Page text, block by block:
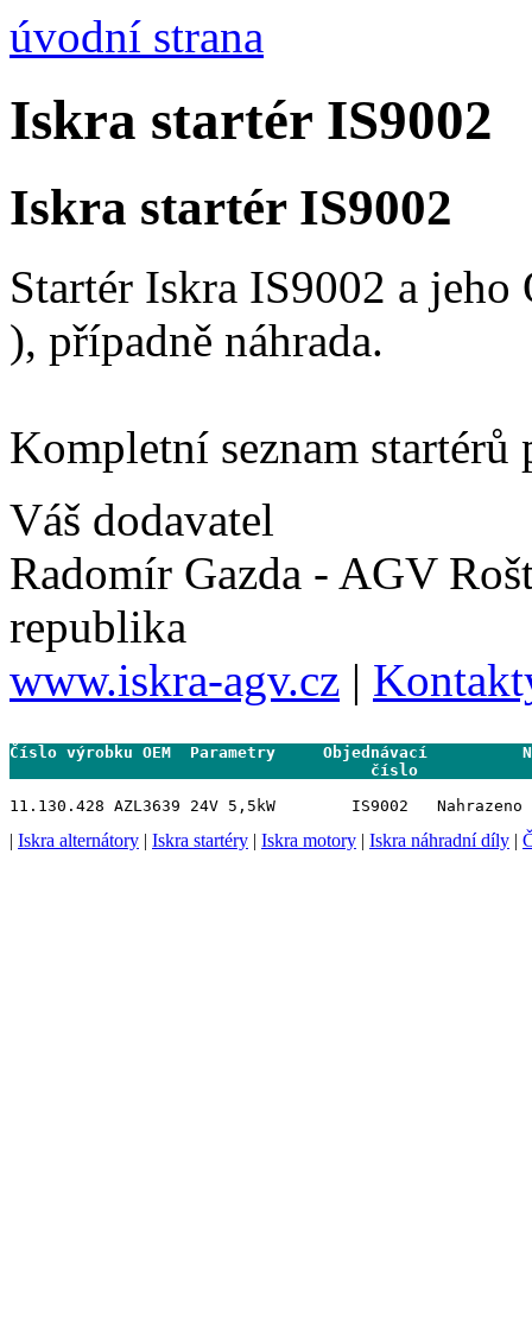
úvodní strana
Iskra startér IS9002
Iskra startér IS9002
Startér Iskra IS9002 a
), případně náhrada.
Kompletní seznam
Váš dodavatel
Radomír Gazda - AGV
republika
www.iskra-agv.cz |
Číslo výrobku OEM  Parametry
| Iskra alternátory | Iskra startéry | Iskra motory | Iskra náhradní díly |